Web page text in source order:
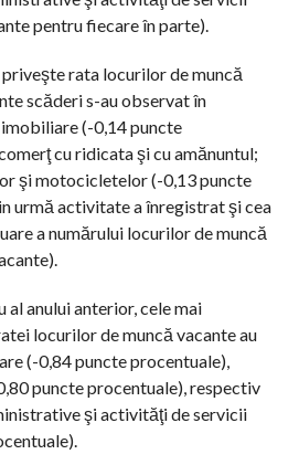
pentru fiecare în parte).
priveşte rata locurilor de muncă
scăderi s-au observat în
(-0,14 puncte
cu ridicata şi cu amănuntul;
şi motocicletelor (-0,13 puncte
urmă activitate a înregistrat şi cea
a numărului locurilor de muncă
al anului anterior, cele mai
locurilor de muncă vacante au
(-0,84 puncte procentuale),
puncte procentuale), respectiv
şi activităţi de servicii